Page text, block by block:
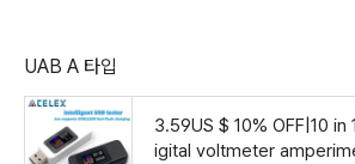
UAB A 타입
3.59US $ 10% OFF|10 in
igital voltmeter